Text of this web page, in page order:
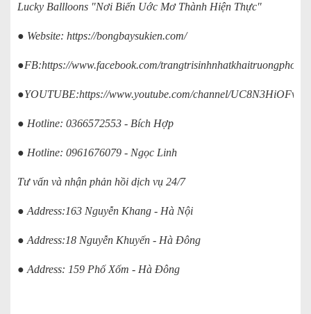
Lucky Ballloons "Nơi Biến Uớc Mơ Thành Hiện Thực"
● Website: https://bongbaysukien.com/
●FB:https://www.facebook.com/
●YOUTUBE:https://www.youtube.com/channel/
● Hotline: 0366572553 - Bích Hợp
● Hotline: 0961676079 - Ngọc Linh
Tư vấn và nhận phản hồi dịch vụ 24/7
● Address:163 Nguyễn Khang - Hà Nội
● Address:18 Nguyễn Khuyến - Hà Đông
● Address: 159 Phố Xốm - Hà Đông